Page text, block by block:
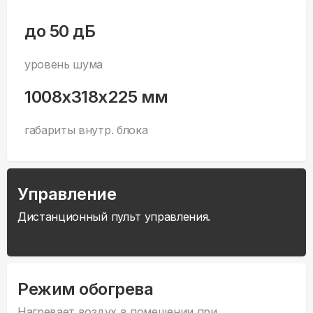
до 50 дБ
уровень шума
1008x318x225 мм
габариты внутр. блока
Управление
Дистанционный пульт управления.
Режим обогрева